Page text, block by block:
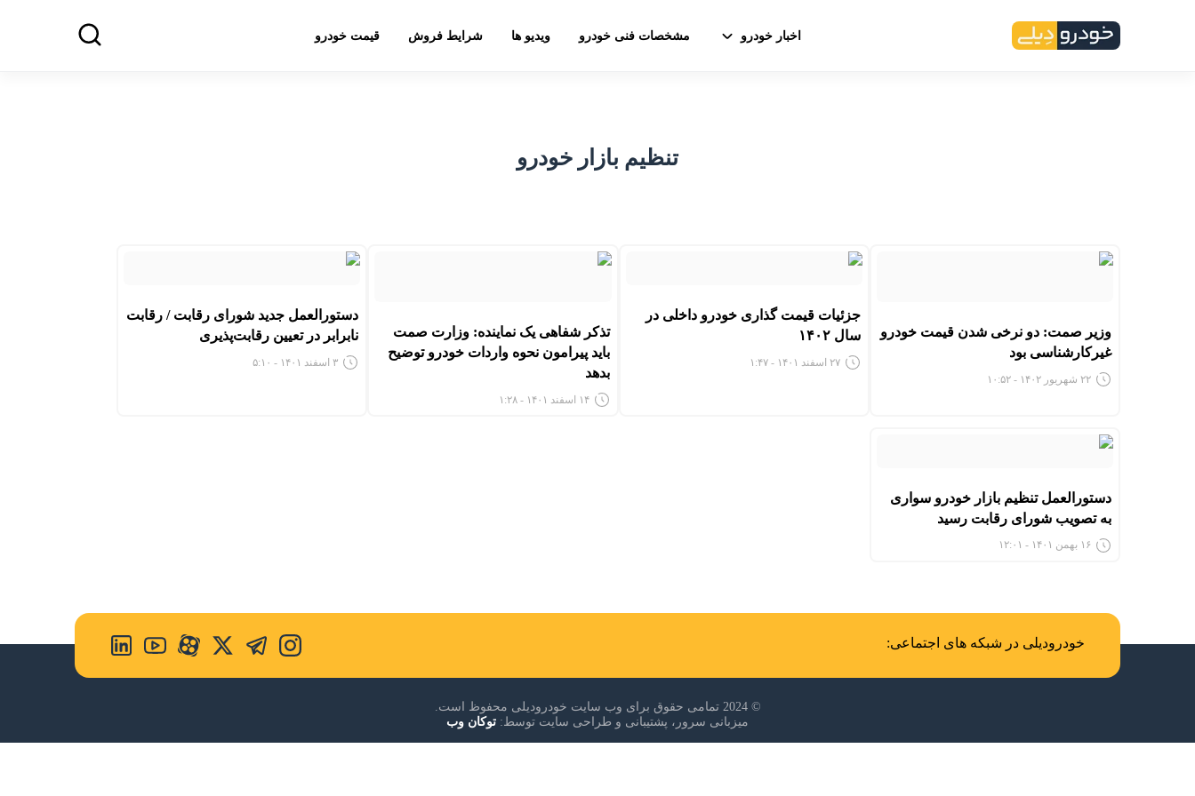
اخبار خودرو مشخصات فنی خودرو ویدیو ها شرایط فروش قیمت خودرو
تنظیم بازار خودرو
وزیر صمت: دو نرخی شدن قیمت خودرو
غیرکارشناسی بود
۲۲ شهریور ۱۴۰۲ - ۱۰:۵۲
جزئیات قیمت گذاری خودرو داخلی در
سال ۱۴۰۲
۲۷ اسفند ۱۴۰۱ - ۱:۴۷
تذکر شفاهی یک نماینده: وزارت صمت
باید پیرامون نحوه واردات خودرو توضیح
بدهد
۱۴ اسفند ۱۴۰۱ - ۱:۲۸
دستورالعمل جدید شورای رقابت / رقابت
نابرابر در تعیین رقابت‌پذیری
۳ اسفند ۱۴۰۱ - ۵:۱۰
دستورالعمل تنظیم بازار خودرو سواری
به تصویب شورای رقابت رسید
۱۶ بهمن ۱۴۰۱ - ۱۲:۰۱
خودرودیلی در شبکه های اجتماعی:
© 2024 تمامی حقوق برای وب سایت خودرودیلی محفوظ است.
میزبانی سرور، پشتیبانی و طراحی سایت توسط: توکان وب